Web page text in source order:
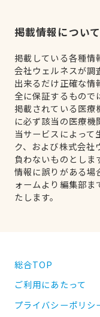
掲載情報について
掲載している各種情
会社ウェルネスが調
出来るだけ正確な情
全に保証するもので
掲載されている医療
に必ず該当の医療機
当サービスによって
ク、および株式会社
負わないものとしま
情報に誤りがある場
ォームより編集部
たします。
総合TOP
ご利用にあたって
プライバシーポリシ